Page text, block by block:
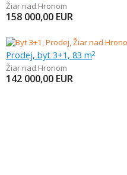
Žiar nad Hronom
158 000,00 EUR
Prodej, byt 3+1, 83 m2
Žiar nad Hronom
142 000,00 EUR